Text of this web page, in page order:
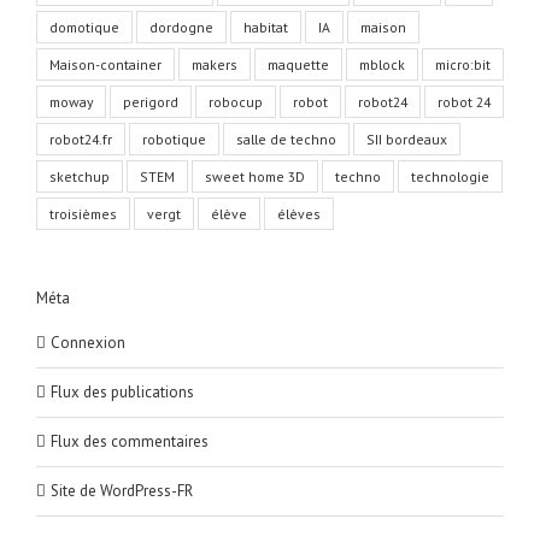
domotique dordogne habitat IA maison
Maison-container makers maquette mblock micro:bit
moway perigord robocup robot robot24 robot 24
robot24.fr robotique salle de techno SII bordeaux
sketchup STEM sweet home 3D techno technologie
troisièmes vergt élève élèves
Méta
Connexion
Flux des publications
Flux des commentaires
Site de WordPress-FR